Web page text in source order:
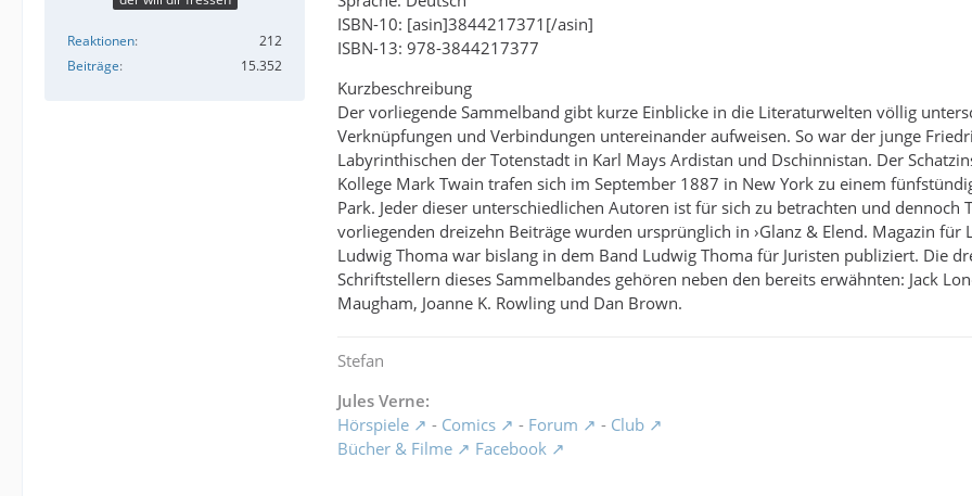
Reaktionen
212
Beiträge
15.352
ISBN-10: [asin]3844217371[/asin]
ISBN-13: 978-3844217377
Kurzbeschreibung
Der vorliegende Sammelband gibt kurze Einblicke in die Literaturwelten völlig
Verknüpfungen und Verbindungen untereinander aufweisen. So war der junge
Labyrinthischen der Totenstadt in Karl Mays Ardistan und Dschinnistan. Der
Kollege Mark Twain trafen sich im September 1887 in New York zu einem
Park. Jeder dieser unterschiedlichen Autoren ist für sich zu betrachten und dennoch
vorliegenden dreizehn Beiträge wurden ursprünglich in ›Glanz & Elend. Magazin
Ludwig Thoma war bislang in dem Band Ludwig Thoma für Juristen publiziert. Die
Schriftstellern dieses Sammelbandes gehören neben den bereits erwähnten: Jack
Maugham, Joanne K. Rowling und Dan Brown.
Stefan
Jules Verne:
Hörspiele
- Comics - Forum - Club
Bücher & Filme
Facebook